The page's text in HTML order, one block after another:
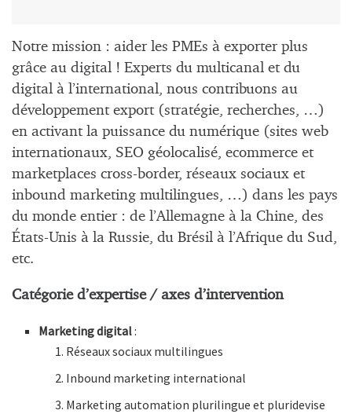
Notre mission : aider les PMEs à exporter plus
grâce au digital ! Experts du multicanal et du
digital à l’international, nous contribuons au
développement export (stratégie, recherches, …)
en activant la puissance du numérique (sites web
internationaux, SEO géolocalisé, ecommerce et
marketplaces cross-border, réseaux sociaux et
inbound marketing multilingues, …) dans les pays
du monde entier : de l’Allemagne à la Chine, des
États-Unis à la Russie, du Brésil à l’Afrique du Sud,
etc.
Catégorie d’expertise / axes d’intervention
Marketing digital:
Réseaux sociaux multilingues
Inbound marketing international
Marketing automation plurilingue et pluridevise